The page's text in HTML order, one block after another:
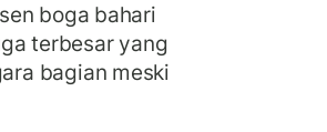
boga bahari
terbesar yang
bagian meski